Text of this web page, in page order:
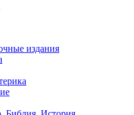
издания